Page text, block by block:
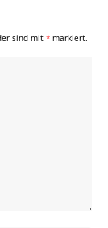
sind mit * markiert.